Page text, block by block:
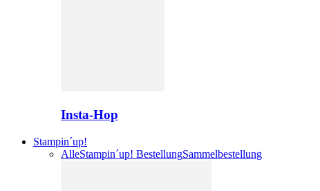
Insta-Hop
Stampin´up!
AlleStampin´up! BestellungSammelbestellung